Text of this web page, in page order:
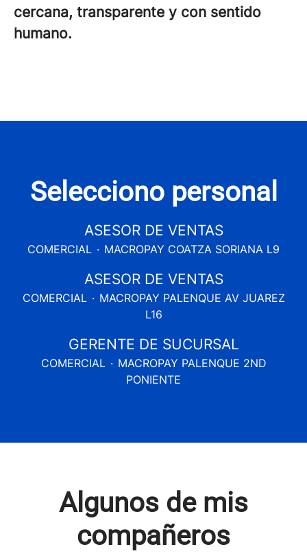
cercana, transparente y con sentido
humano.
Selecciono personal
ASESOR DE VENTAS
COMERCIAL · MACROPAY COATZA SORIANA L9
ASESOR DE VENTAS
COMERCIAL · MACROPAY PALENQUE AV JUAREZ
L16
GERENTE DE SUCURSAL
COMERCIAL · MACROPAY PALENQUE 2ND
PONIENTE
Algunos de mis
compañeros